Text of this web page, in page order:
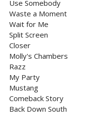
Use Somebody
Waste a Moment
Wait for Me
Split Screen
Closer
Molly's Chambers
Razz
My Party
Mustang
Comeback Story
Back Down South